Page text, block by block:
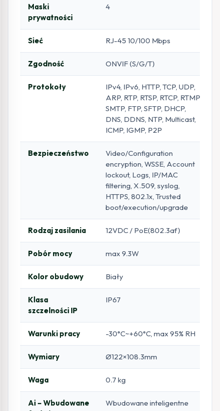
Maski
prywatności
4
Sieć RJ-45 10/100 Mbps
Zgodność ONVIF (S/G/T)
Protokoły
IPv4, IPv6, HTTP, TCP, UDP,
ARP, RTP, RTSP, RTCP, RTMP,
SMTP, FTP, SFTP, DHCP,
DNS, DDNS, NTP, Multicast,
ICMP, IGMP, P2P
Bezpieczeństwo
Video/Configuration
encryption, WSSE, Account
lockout, Logs, IP/MAC
filtering, X.509, syslog,
HTTPS, 802.1x, Trusted
boot/execution/upgrade
Rodzaj zasilania 12VDC / PoE(802.3af)
Pobór mocy max 9.3W
Kolor obudowy Biały
Klasa
szczelności IP
IP67
Warunki pracy -30°C~+60°C, max 95% RH
Wymiary Ø122×108.3mm
Waga 0.7 kg
Ai – Wbudowane
Wbudowane inteligentne